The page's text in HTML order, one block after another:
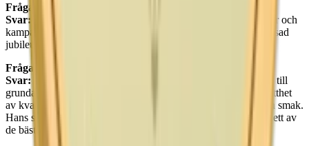
Fråga: Hur har Ettan snus firat sina jubileum?
Svar: Ettan har firat sina jubileum med speciella förpackningar och
kampanjer. Senast 2022 firades 200-årsjubileet med en begränsad
jubileumsdesign på dosorna.
Fråga: Vad är bakgrunden till namnet “Snuskungen”?
Svar: Namnet “Snuskungen” refererar till Knut Ljunglöf, son till
grundaren Jacob Fredrik Ljunglöf. Knut var känd för sin besatthet
av kvalitet och sina dagliga kontroller av snusets fuktighet och smak.
Hans strikta kvalitetskontroll bidrog till att etablera Ettan som ett av
de bästa snusmärkena i Europa.